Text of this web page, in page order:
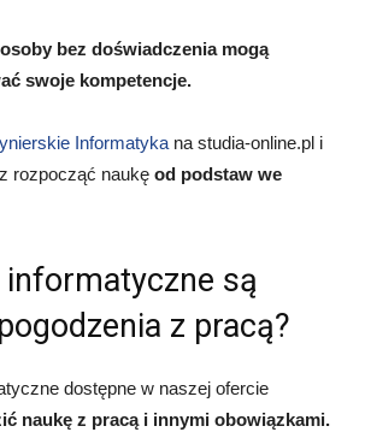
osoby bez doświadczenia mogą
swoje kompetencje.
Informatyka na studia-online.pl i
rozpocząć naukę od podstaw we
informatyczne są
z pracą?
dostępne w naszej ofercie
naukę z pracą i innymi obowiązkami.